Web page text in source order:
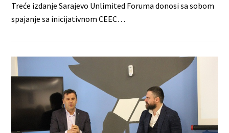
Treće izdanje Sarajevo Unlimited Foruma donosi sa sobom
spajanje sa inicijativnom CEEC…